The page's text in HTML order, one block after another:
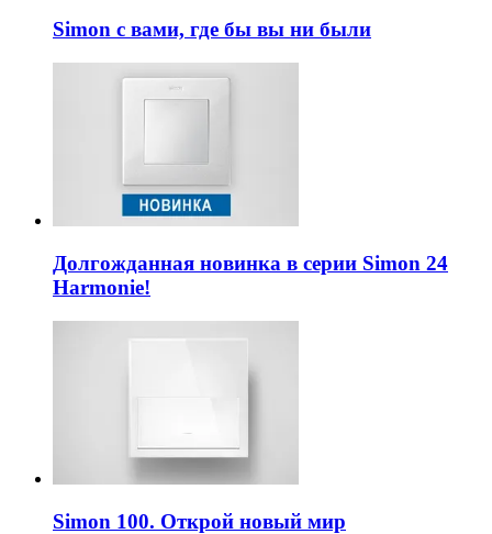
Simon с вами, где бы вы ни были
Долгожданная новинка в серии Simon 24
Harmonie!
Simon 100. Открой новый мир